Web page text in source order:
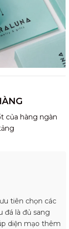
của hàng ngàn
tiên chọn các
đá là đủ sang
diện mạo thêm